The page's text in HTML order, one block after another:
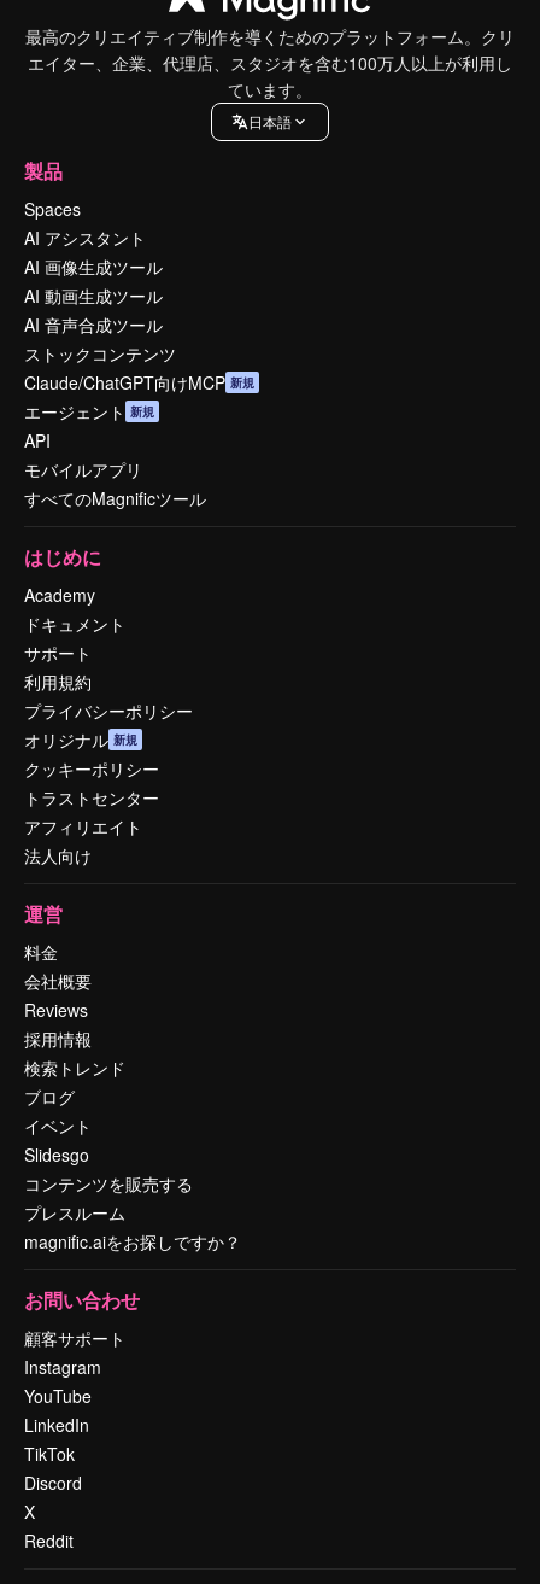
最高のクリエイティブ制作を導くためのプラットフォーム。クリ
エイター、企業、代理店、スタジオを含む100万人以上が利用し
ています。
日本語
製品
Spaces
AI アシスタント
AI 画像生成ツール
AI 動画生成ツール
AI 音声合成ツール
ストックコンテンツ
Claude/ChatGPT向けMCP 新規
エージェント 新規
API
モバイルアプリ
すべてのMagnificツール
はじめに
Academy
ドキュメント
サポート
利用規約
プライバシーポリシー
オリジナル 新規
クッキーポリシー
トラストセンター
アフィリエイト
法人向け
運営
料金
会社概要
Reviews
採用情報
検索トレンド
ブログ
イベント
Slidesgo
コンテンツを販売する
プレスルーム
magnific.aiをお探しですか？
お問い合わせ
顧客サポート
Instagram
YouTube
LinkedIn
TikTok
Discord
X
Reddit